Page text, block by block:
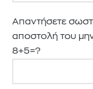
Απαντήσετε
αποστολή του
8+5=?